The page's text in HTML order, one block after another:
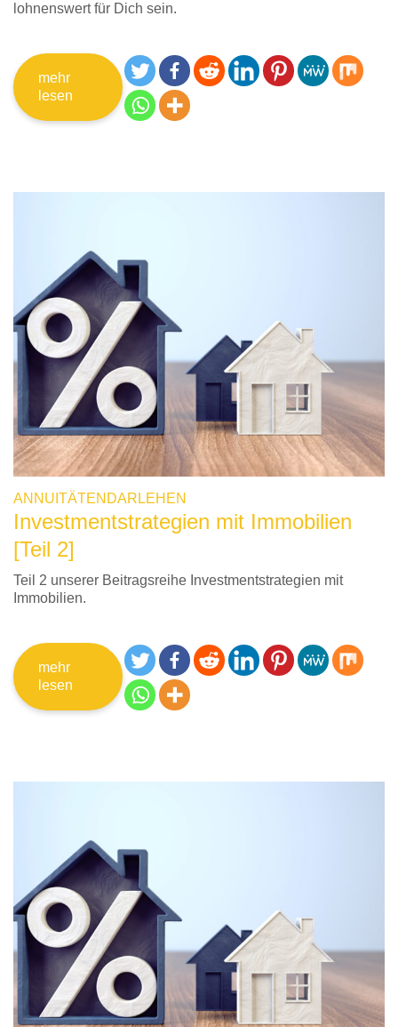
lohnenswert für Dich sein.
mehr
lesen
ANNUITÄTENDARLEHEN
Investmentstrategien mit Immobilien
[Teil 2]
Teil 2 unserer Beitragsreihe Investmentstrategien mit
Immobilien.
mehr
lesen